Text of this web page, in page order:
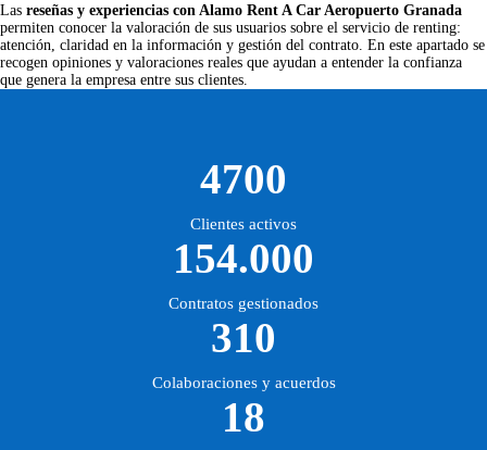
Las reseñas y experiencias con Alamo Rent A Car Aeropuerto Granada
permiten conocer la valoración de sus usuarios sobre el servicio de renting:
atención, claridad en la información y gestión del contrato. En este apartado se
recogen opiniones y valoraciones reales que ayudan a entender la confianza
que genera la empresa entre sus clientes.
4700
Clientes activos
154.000
Contratos gestionados
310
Colaboraciones y acuerdos
18